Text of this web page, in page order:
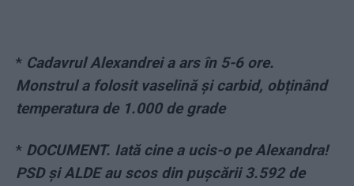
* Cadavrul Alexandrei a ars în 5-6 ore.
Monstrul a folosit vaselină și carbid, obținând
temperatura de 1.000 de grade
* DOCUMENT. Iată cine a ucis-o pe Alexandra!
PSD și ALDE au scos din pușcării 3.592 de